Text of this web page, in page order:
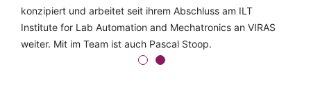
konzipiert und arbeitet seit ihrem Abschluss am ILT
Institute for Lab Automation and Mechatronics an VIRAS
weiter. Mit im Team ist auch Pascal Stoop.